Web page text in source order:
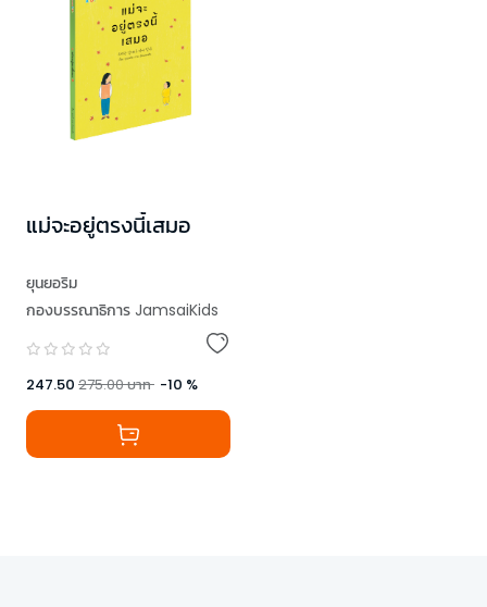
แม่จะอยู่ตรงนี้เสมอ
ยุนยอริม
กองบรรณาธิการ JamsaiKids
247.50 275.00บาท -10 %